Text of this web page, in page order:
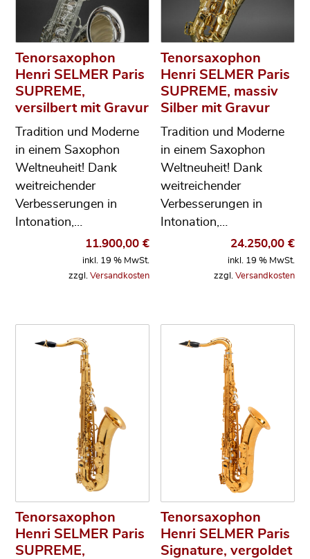
Tenorsaxophon
Henri SELMER Paris
SUPREME,
versilbert mit Gravur
Tradition und Moderne
in einem Saxophon
Weltneuheit! Dank
weitreichender
Verbesserungen in
Intonation,…
11.900,00 €
inkl. 19 % MwSt.
zzgl. Versandkosten
Tenorsaxophon
Henri SELMER Paris
SUPREME, massiv
Silber mit Gravur
Tradition und Moderne
in einem Saxophon
Weltneuheit! Dank
weitreichender
Verbesserungen in
Intonation,…
24.250,00 €
inkl. 19 % MwSt.
zzgl. Versandkosten
Tenorsaxophon
Henri SELMER Paris
SUPREME,
Tenorsaxophon
Henri SELMER Paris
Signature, vergoldet